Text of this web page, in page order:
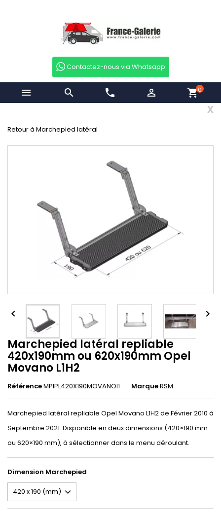
Contactez-nous via Whatsapp
  phone  shopping_cart0
x
Retour à Marchepied latéral
 
Marchepied latéral repliable
420x190mm ou 620x190mm Opel
Movano L1H2
RéférenceMPIPL420X190MOVANOl1 MarqueRSM
Marchepied latéral repliable Opel Movano L1H2 de Février 2010 à
Septembre 2021. Disponible en deux dimensions (420×190 mm
ou 620×190 mm), à sélectionner dans le menu déroulant.
Dimension Marchepied